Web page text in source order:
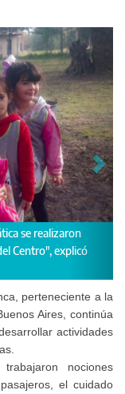
la idea de poner en
para poder garantizar
perteneciente a la
Aires, continúa
actividades
nociones
el cuidado